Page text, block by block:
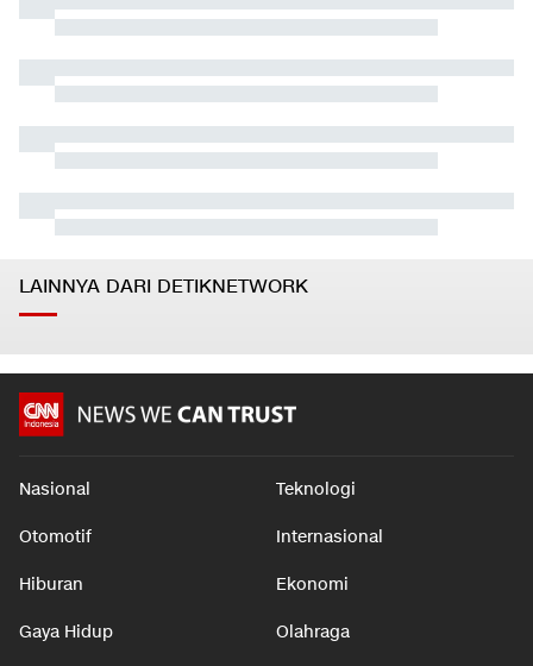
LAINNYA DARI DETIKNETWORK
Nasional Teknologi
Otomotif Internasional
Hiburan Ekonomi
Gaya Hidup Olahraga